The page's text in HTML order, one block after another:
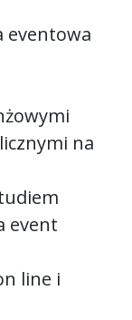
eventowa
na
event
line i